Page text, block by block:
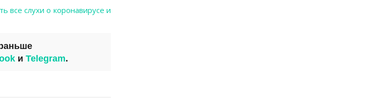
все слухи о коронавирусе и
и Telegram.